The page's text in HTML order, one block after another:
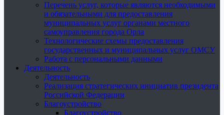
Перечень услуг, которые являются необходимыми
и обязательными для предоставления
муниципальных услуг органами местного
самоуправления города Орла
Технологические схемы предоставления
государственных и муниципальных услуг ОМСУ
Работа с персональными данными
Деятельность
Деятельность
Реализация стратегических инициатив президента
Российской Федерации
Благоустройство
Благоустройство